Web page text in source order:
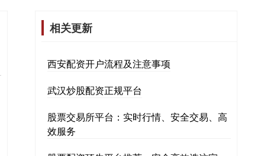
相关更新
西安配资开户流程及注意事项
武汉炒股配资正规平台
股票交易所平台：实时行情、安全交易、高
效服务